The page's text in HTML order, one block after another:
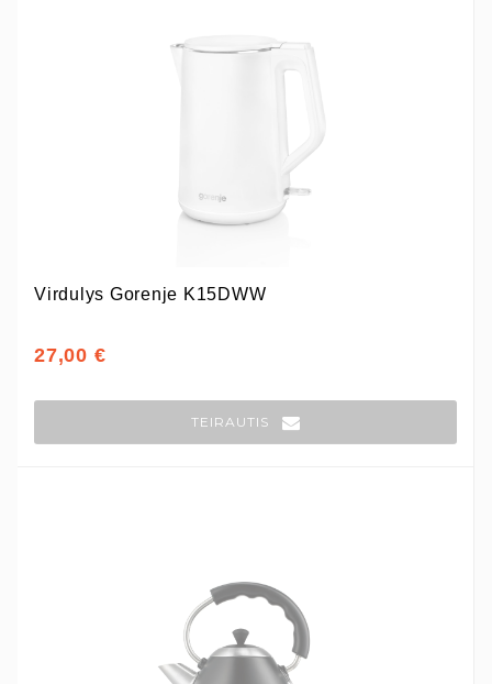
Virdulys Gorenje K15DWW
27,00 €
TEIRAUTIS